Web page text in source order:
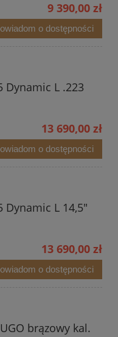
9 390,00 zł
o dostępności
Dynamic L .223
13 690,00 zł
o dostępności
Dynamic L 14,5"
13 690,00 zł
o dostępności
brązowy kal.